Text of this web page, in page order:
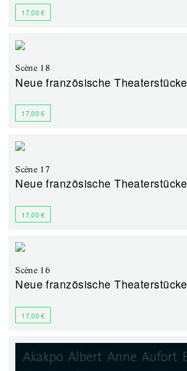
17,00 €
Scène 18
Neue französische Theaterstücke
17,00 €
Scène 17
Neue französische Theaterstücke
17,00 €
Scène 16
Neue französische Theaterstücke
17,00 €